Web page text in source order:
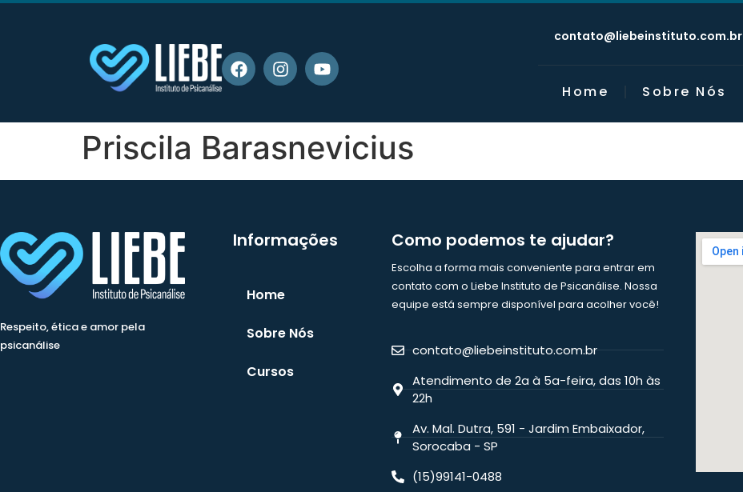
contato@liebeinstituto.com.br
Home Sobre Nós
Priscila Barasnevicius
Respeito, ética e amor pela
psicanálise
Informações
Home
Sobre Nós
Cursos
Como podemos te ajudar?
Escolha a forma mais conveniente para entrar em
contato com o Liebe Instituto de Psicanálise. Nossa
equipe está sempre disponível para acolher você!
contato@liebeinstituto.com.br
Atendimento de 2a à 5a-feira, das 10h às
22h
Av. Mal. Dutra, 591 - Jardim Embaixador,
Sorocaba - SP
(15)99141-0488